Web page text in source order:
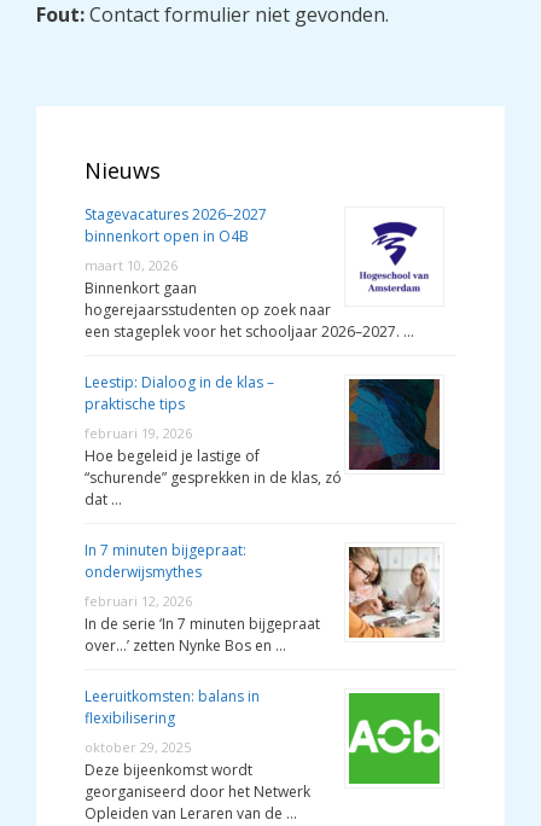
Fout:Contact formulier niet gevonden.
Nieuws
Stagevacatures 2026–2027
binnenkort open in O4B
maart 10, 2026
Binnenkort gaan
hogerejaarsstudenten op zoek naar
een stageplek voor het schooljaar 2026–2027. …
Leestip: Dialoog in de klas –
praktische tips
februari 19, 2026
Hoe begeleid je lastige of
“schurende” gesprekken in de klas, zó
dat …
In 7 minuten bijgepraat:
onderwijsmythes
februari 12, 2026
In de serie ‘In 7 minuten bijgepraat
over…’ zetten Nynke Bos en …
Leeruitkomsten: balans in
flexibilisering
oktober 29, 2025
Deze bijeenkomst wordt
georganiseerd door het Netwerk
Opleiden van Leraren van de …